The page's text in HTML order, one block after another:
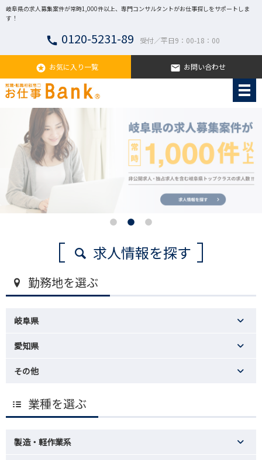
岐阜県の求人募集案件が常時1,000件以上、専門コンサルタントがお仕事探しをサポートしま
す！
call 0120-5231-89 受付／平日9：00-18：00
stars お気に入り一覧 email お問い合わせ
求人情報を探す
勤務地を選ぶ
岐阜県
愛知県
その他
業種を選ぶ
製造・軽作業系